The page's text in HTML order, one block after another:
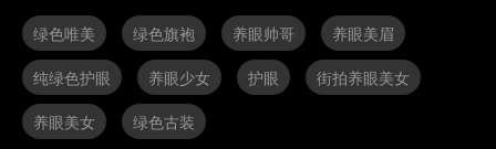
绿色唯美 绿色旗袍 养眼帅哥
养眼美眉
纯绿色护眼
养眼少女 护眼
街拍养眼美女
养眼美女
绿色古装